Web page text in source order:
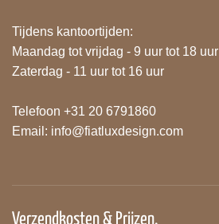
Tijdens kantoortijden:
Maandag tot vrijdag - 9 uur tot 18 uur
Zaterdag - 11 uur tot 16 uur
Telefoon +31 20 6791860
Email: info@fiatluxdesign.com
Verzendkosten & Prijzen.